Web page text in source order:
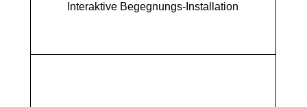
Interaktive Begegnungs-Installation